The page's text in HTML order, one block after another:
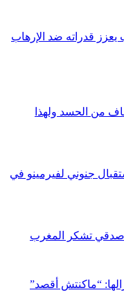
قدراته ضد الإرهاب
من الحسد ولهذا
جنوني لفيرمينو في
صدقي تشكر المغرب
“ماكنتش أقصد”